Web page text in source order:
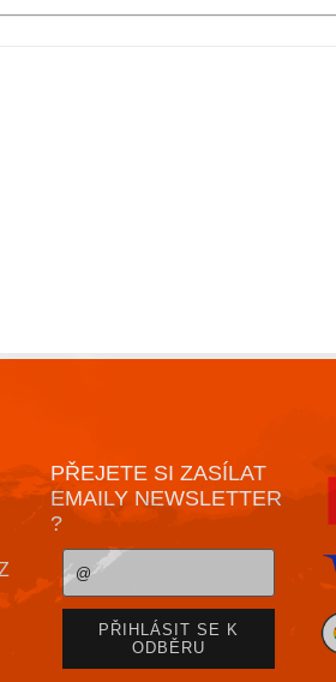
PŘEJETE SI ZASÍLAT
EMAILY NEWSLETTER
?